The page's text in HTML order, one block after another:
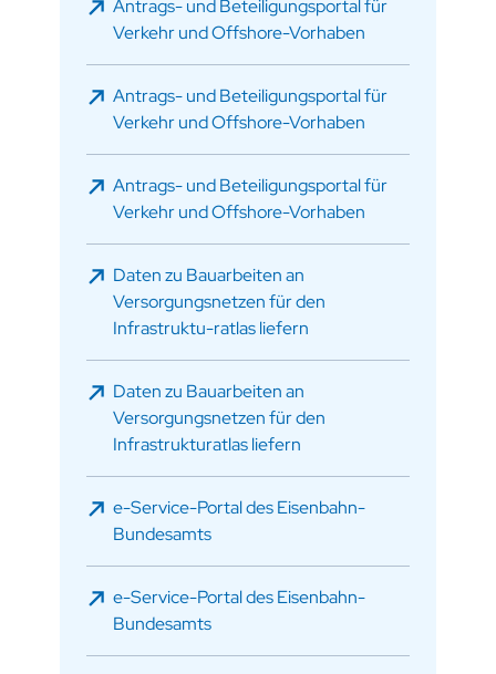
Antrags- und Beteiligungsportal für
Verkehr und Offshore-Vorhaben
Antrags- und Beteiligungsportal für
Verkehr und Offshore-Vorhaben
Antrags- und Beteiligungsportal für
Verkehr und Offshore-Vorhaben
Daten zu Bauarbeiten an
Versorgungsnetzen für den
Infrastruktu-ratlas liefern
Daten zu Bauarbeiten an
Versorgungsnetzen für den
Infrastrukturatlas liefern
e-Service-Portal des Eisenbahn-
Bundesamts
e-Service-Portal des Eisenbahn-
Bundesamts